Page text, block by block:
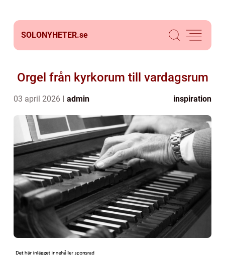
SOLONYHETER.se
Orgel från kyrkorum till vardagsrum
03 april 2026 admin inspiration